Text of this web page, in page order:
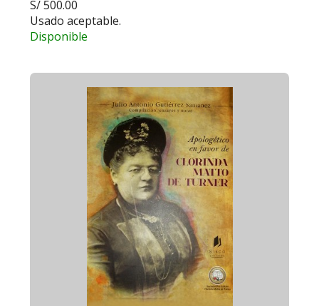
S/ 500.00
Usado aceptable.
Disponible